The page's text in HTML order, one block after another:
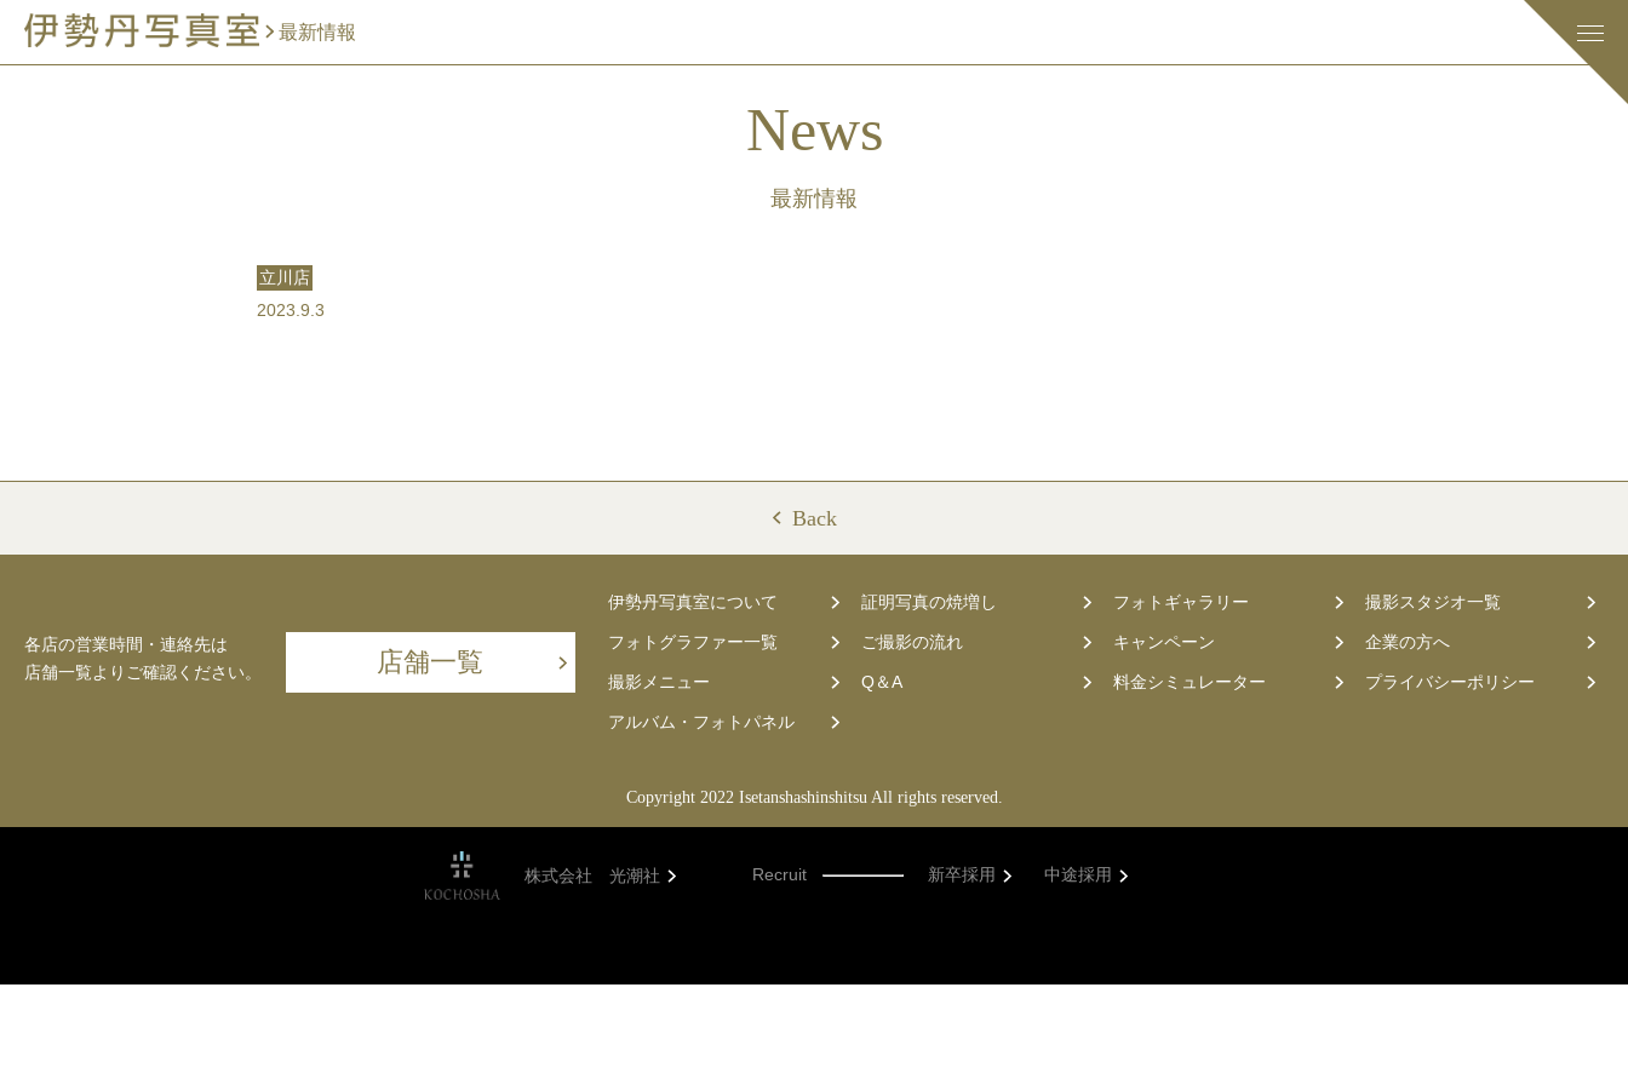
最新情報
News
最新情報
立川店
2023.9.3
Back
各店の営業時間・連絡先は
店舗一覧よりご確認ください。
店舗一覧
伊勢丹写真室について 証明写真の焼増し フォトギャラリー 撮影スタジオ一覧
フォトグラファー一覧 ご撮影の流れ キャンペーン 企業の方へ
撮影メニュー Q＆A 料金シミュレーター プライバシーポリシー
アルバム・フォトパネル
Copyright 2022 Isetanshashinshitsu All rights reserved.
株式会社 光潮社 Recruit 新卒採用 中途採用